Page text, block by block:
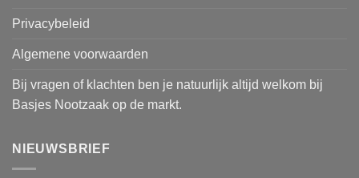
Privacybeleid
Algemene voorwaarden
Bij vragen of klachten ben je natuurlijk altijd welkom bij
Basjes Nootzaak op de markt.
NIEUWSBRIEF